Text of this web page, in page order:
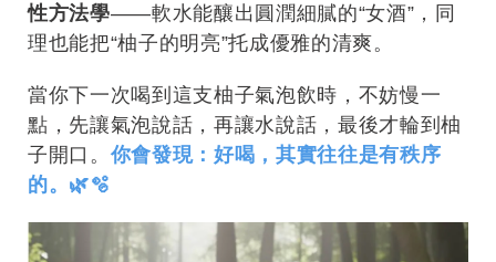
性方法學——軟水能釀出圓潤細膩的“女酒”，同
理也能把“柚子的明亮”托成優雅的清爽。
當你下一次喝到這支柚子氣泡飲時，不妨慢一
點，先讓氣泡說話，再讓水說話，最後才輪到柚
子開口。 你會發現：好喝，其實往往是有秩序
的。🌿🫧